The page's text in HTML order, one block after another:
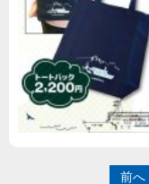
前へ